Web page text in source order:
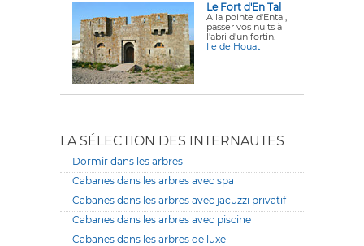
Le Fort d'En Tal
A la pointe d'Ental,
passer vos nuits à
l'abri d'un fortin.
Ile de Houat
LA SÉLECTION DES INTERNAUTES
Dormir dans les arbres
Cabanes dans les arbres avec spa
Cabanes dans les arbres avec jacuzzi privatif
Cabanes dans les arbres avec piscine
Cabanes dans les arbres de luxe